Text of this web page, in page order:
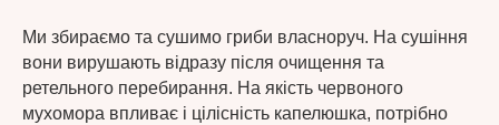
Ми збираємо та сушимо гриби власноруч. На сушіння
вони вирушають відразу після очищення та
ретельного перебирання. На якість червоного
мухомора впливає і цілісність капелюшка, потрібно